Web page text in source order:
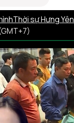
Thời sự Hưng Yên